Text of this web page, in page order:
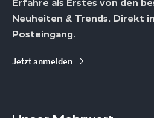
Erfahre als Erstes von den
Neuheiten & Trends. Direkt
Posteingang.
Jetzt anmelden